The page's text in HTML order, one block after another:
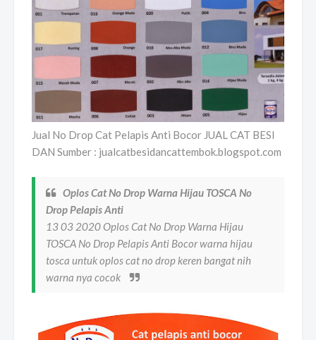
Jual No Drop Cat Pelapis Anti Bocor JUAL CAT BESI
DAN Sumber : jualcatbesidancattembok.blogspot.com
Oplos Cat No Drop Warna Hijau TOSCA No
Drop Pelapis Anti
13 03 2020 Oplos Cat No Drop Warna Hijau
TOSCA No Drop Pelapis Anti Bocor warna hijau
tosca untuk oplos cat no drop keren bangat nih
warna nya cocok